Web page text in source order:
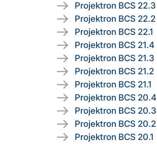
Projektron BCS 22.3
Projektron BCS 22.2
Projektron BCS 22.1
Projektron BCS 21.4
Projektron BCS 21.3
Projektron BCS 21.2
Projektron BCS 21.1
Projektron BCS 20.4
Projektron BCS 20.3
Projektron BCS 20.2
Projektron BCS 20.1